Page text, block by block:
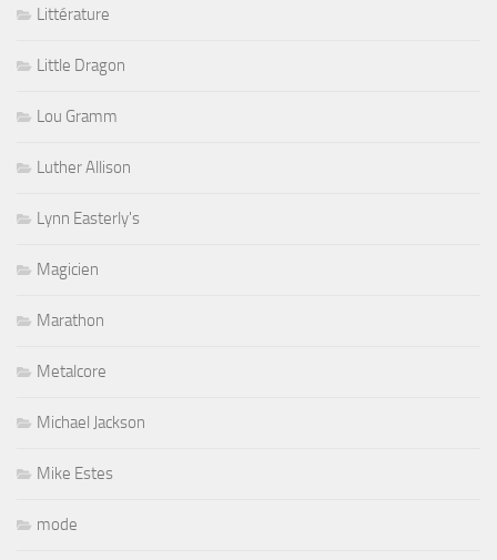
Littérature
Little Dragon
Lou Gramm
Luther Allison
Lynn Easterly's
Magicien
Marathon
Metalcore
Michael Jackson
Mike Estes
mode